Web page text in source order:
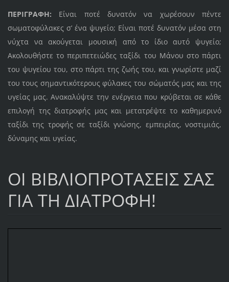
ΠΕΡΙΓΡΑΦΗ: Eίναι ποτέ δυνατόν να χωρέσουν πέντε
σωματοφύλακες σ’ ένα ψυγείο; Eίναι ποτέ δυνατόν μέσα στη
νύχτα να ακούγεται μουσική από το ίδιο αυτό ψυγείο;
Aκολουθήστε το περιπετειώδες ταξίδι του Mάνου στο πάρτι
του ψυγείου του, στο πάρτι της ζωής του, και γνωρίστε μαζί
του τους σημαντικότερους φύλακες του σώματός μας και της
υγείας μας. Aνακαλύψτε την ενέργεια που κρύβεται σε κάθε
επιλογή της διατροφής μας και μετατρέψτε το καθημερινό
ταξίδι της τροφής σε ταξίδι γνώσης, εμπειρίας, νοστιμιάς,
δύναμης και υγείας.
ΟΙ ΒΙΒΛΙΟΠΡΟΤΑΣΕΙΣ ΣΑΣ
ΓΙΑ ΤΗ ΔΙΑΤΡΟΦΗ!